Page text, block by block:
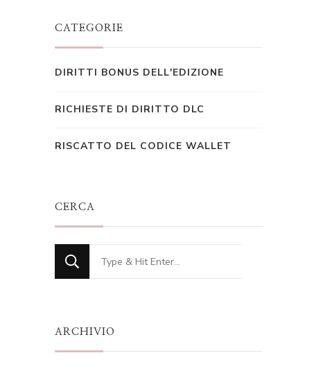
CATEGORIE
DIRITTI BONUS DELL'EDIZIONE
RICHIESTE DI DIRITTO DLC
RISCATTO DEL CODICE WALLET
CERCA
Looking
for
ARCHIVIO